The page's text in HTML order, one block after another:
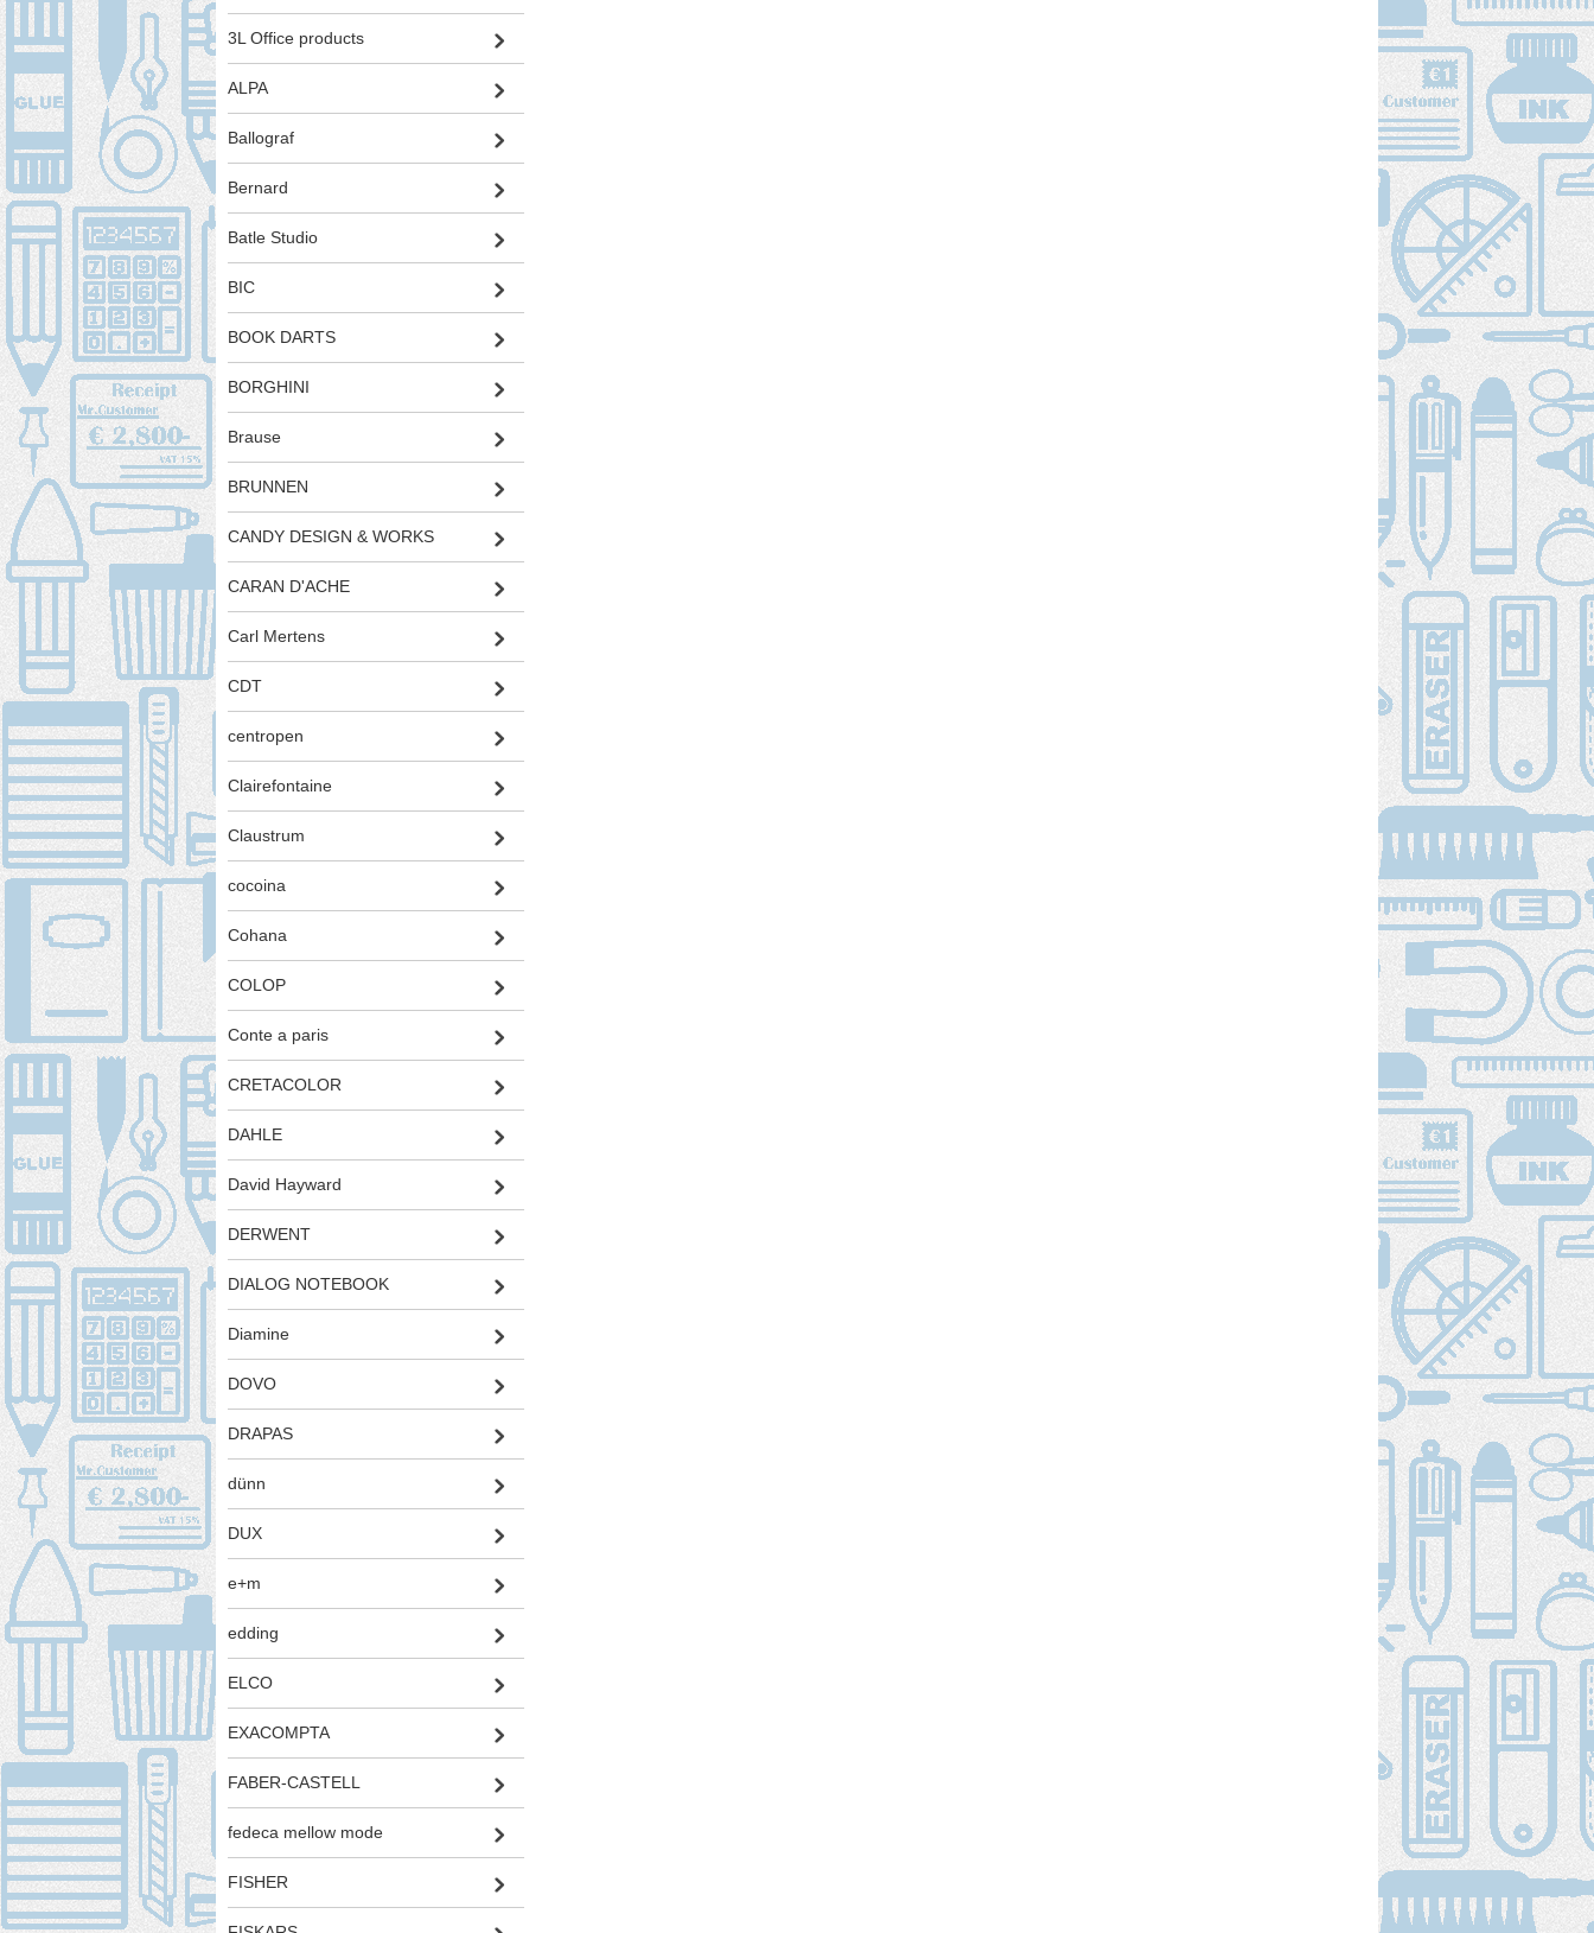
3L Office products
ALPA
Ballograf
Bernard
Batle Studio
BIC
BOOK DARTS
BORGHINI
Brause
BRUNNEN
CANDY DESIGN & WORKS
CARAN D'ACHE
Carl Mertens
CDT
centropen
Clairefontaine
Claustrum
cocoina
Cohana
COLOP
Conte a paris
CRETACOLOR
DAHLE
David Hayward
DERWENT
DIALOG NOTEBOOK
Diamine
DOVO
DRAPAS
dünn
DUX
e+m
edding
ELCO
EXACOMPTA
FABER-CASTELL
fedeca mellow mode
FISHER